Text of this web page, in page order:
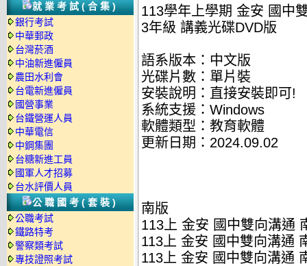
就業考試(合集)
銀行考試
中華郵政
台灣菸酒
中油新進僱員
農田水利會
台電新進僱員
國營事業
台鐵營運人員
中華電信
中鋼集團
台糖新進工員
國軍人才招募
台水評價人員
公職國考(套裝)
公職考試
鐵路特考
警察類考試
專技證照考試
113學年上學期 金安 國中
3年級 講義光碟DVD版
語系版本：中文版
光碟片數：單片裝
安裝說明：直接安裝即可!
系統支援：Windows
軟體類型：教育軟體
更新日期：2024.09.02
南版
113上 金安 國中雙向溝通
113上 金安 國中雙向溝通
113上 金安 國中雙向溝通